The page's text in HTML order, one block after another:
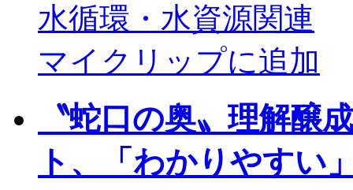
水循環・水資源関連
マイクリップに追加
〝蛇口の奥〟理解
ト、「わかりやすい